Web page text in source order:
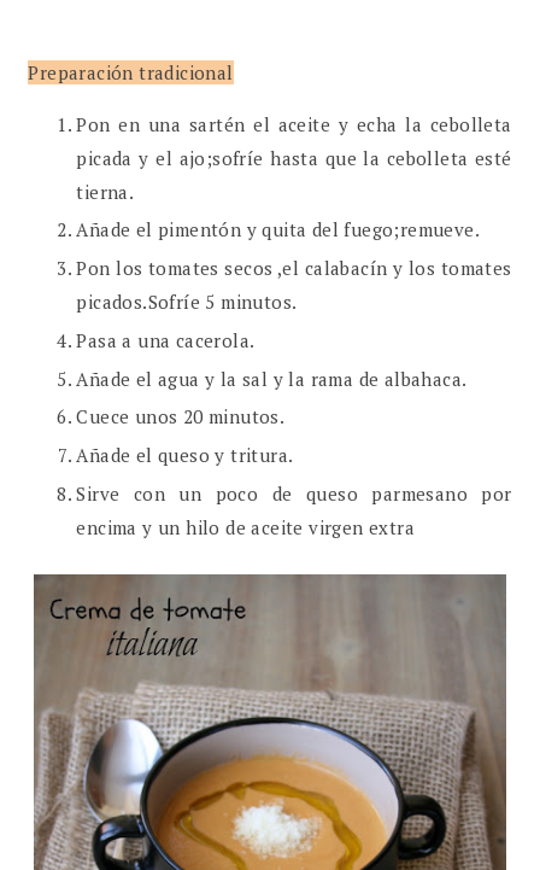
Preparación tradicional
Pon en una sartén el aceite y echa la cebolleta
picada y el ajo;sofríe hasta que la cebolleta esté
tierna.
Añade el pimentón y quita del fuego;remueve.
Pon los tomates secos ,el calabacín y los tomates
picados.Sofríe 5 minutos.
Pasa a una cacerola.
Añade el agua y la sal y la rama de albahaca.
Cuece unos 20 minutos.
Añade el queso y tritura.
Sirve con un poco de queso parmesano por
encima y un hilo de aceite virgen extra